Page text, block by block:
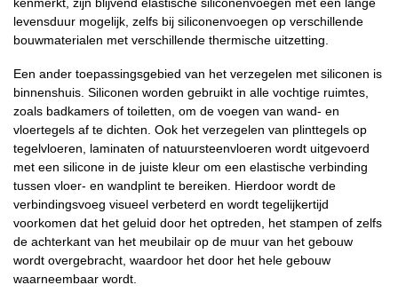
levensduur mogelijk, zelfs bij siliconenvoegen op verschillende
bouwmaterialen met verschillende thermische uitzetting.
Een ander toepassingsgebied van het verzegelen met siliconen is
binnenshuis. Siliconen worden gebruikt in alle vochtige ruimtes,
zoals badkamers of toiletten, om de voegen van wand- en
vloertegels af te dichten. Ook het verzegelen van plinttegels op
tegelvloeren, laminaten of natuursteenvloeren wordt uitgevoerd
met een silicone in de juiste kleur om een elastische verbinding
tussen vloer- en wandplint te bereiken. Hierdoor wordt de
verbindingsvoeg visueel verbeterd en wordt tegelijkertijd
voorkomen dat het geluid door het optreden, het stampen of zelfs
de achterkant van het meubilair op de muur van het gebouw
wordt overgebracht, waardoor het door het hele gebouw
waarneembaar wordt.